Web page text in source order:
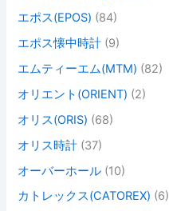
エポス(EPOS) (84)
エポス懐中時計 (9)
エムティーエム(MTM) (82)
オリエント(ORIENT) (2)
オリス(ORIS) (68)
オリス時計 (37)
オーバーホール (10)
カトレックス(CATOREX) (6)